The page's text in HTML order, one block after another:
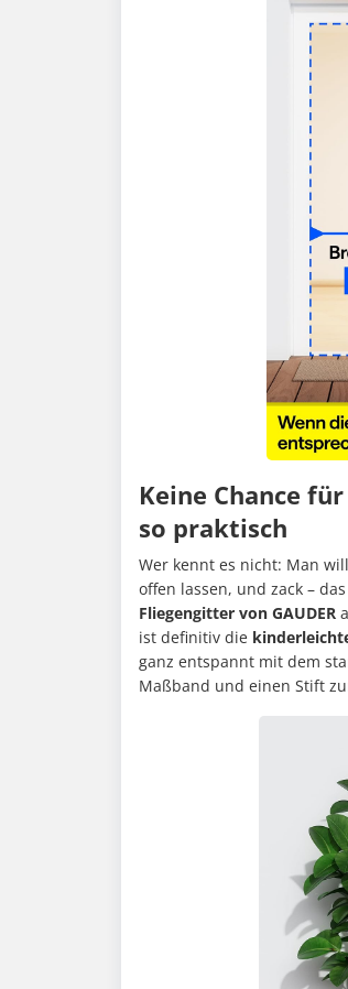
Keine Chance
so praktisch
Wer kennt es nicht: Man
offen lassen, und zack –
Fliegengitter von GAUDER
ist definitiv die
ganz entspannt mit dem
Maßband und einen Stift